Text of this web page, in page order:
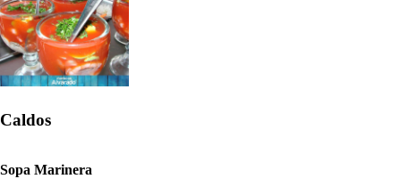
Caldos
Sopa Marinera